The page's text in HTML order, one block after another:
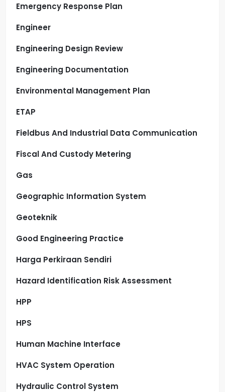
Emergency Response Plan
Engineer
Engineering Design Review
Engineering Documentation
Environmental Management Plan
ETAP
Fieldbus And Industrial Data Communication
Fiscal And Custody Metering
Gas
Geographic Information System
Geoteknik
Good Engineering Practice
Harga Perkiraan Sendiri
Hazard Identification Risk Assessment
HPP
HPS
Human Machine Interface
HVAC System Operation
Hydraulic Control System